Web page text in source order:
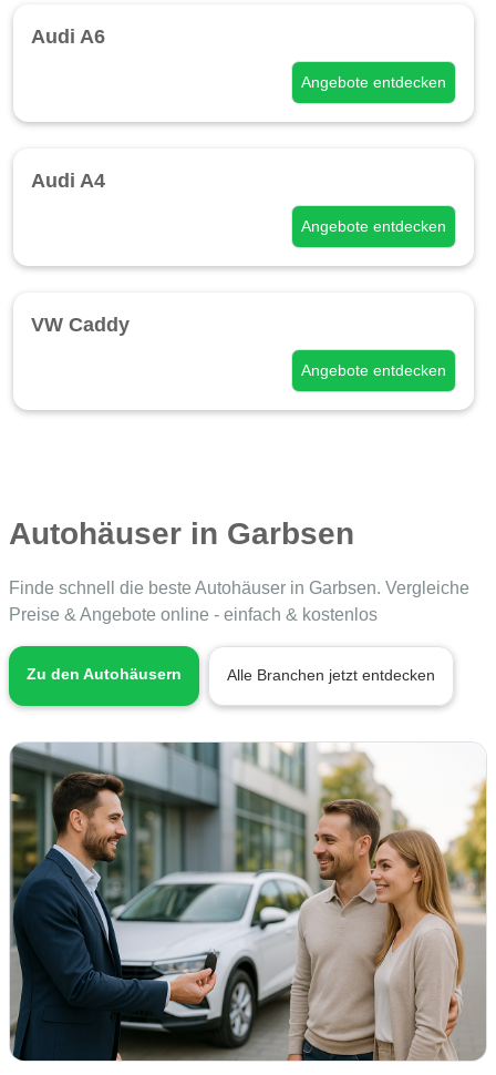
Audi A6
Angebote entdecken
Audi A4
Angebote entdecken
VW Caddy
Angebote entdecken
Autohäuser in Garbsen
Finde schnell die beste Autohäuser in Garbsen. Vergleiche
Preise & Angebote online - einfach & kostenlos
Zu den Autohäusern Alle Branchen jetzt entdecken